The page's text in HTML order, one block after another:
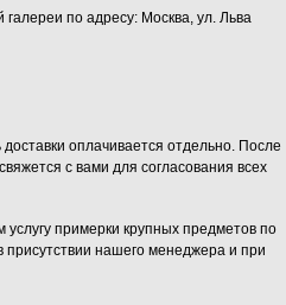
по адресу: Москва, ул. Льва
оплачивается отдельно. После
с вами для согласования всех
примерки крупных предметов по
присутствии нашего менеджера и при